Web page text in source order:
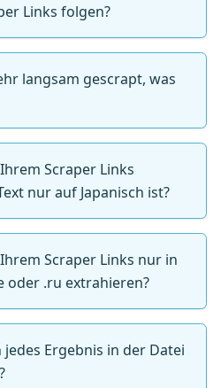
Links folgen?
langsam gescrapt, was
Scraper Links
nur auf Japanisch ist?
Scraper Links nur in
oder .ru extrahieren?
jedes Ergebnis in der Datei